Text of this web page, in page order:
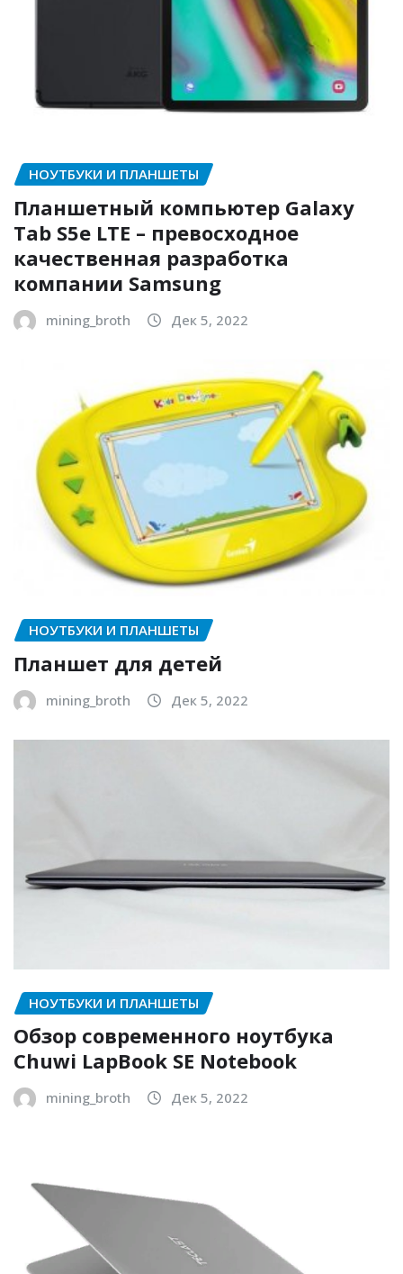
НОУТБУКИ И ПЛАНШЕТЫ
Планшетный компьютер Galaxy
Tab S5e LTE – превосходное
качественная разработка
компании Samsung
mining_broth Дек 5, 2022
НОУТБУКИ И ПЛАНШЕТЫ
Планшет для детей
mining_broth Дек 5, 2022
НОУТБУКИ И ПЛАНШЕТЫ
Обзор современного ноутбука
Chuwi LapBook SE Notebook
mining_broth Дек 5, 2022